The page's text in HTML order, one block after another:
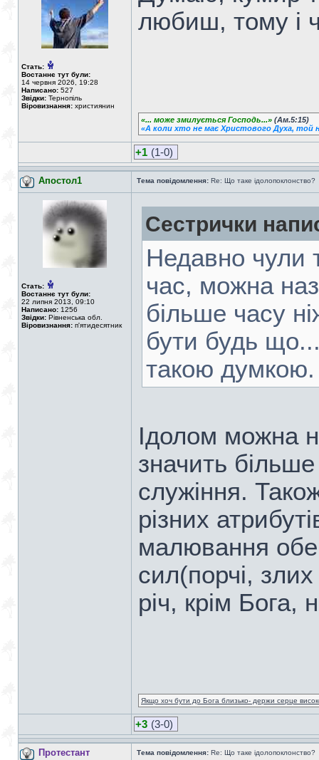
Стать:
Востаннє тут були:
14 червня 2026, 19:28
Написано: 527
Звідки: Тернопіль
Віровизнання: християнин
любиш, тому і
«... може змилується Господь...» (Ам.5:15)
«А коли хто не має Христового Духа, той
+1 (1-0)
Апостол1 Тема повідомлення: Re: Що таке ідолопоклонство?
Стать:
Востаннє тут були:
22 липня 2013, 09:10
Написано: 1256
Звідки: Рівненська обл.
Віровизнання: п'ятидесятник
Сестрички
Недавно чули
час, можна
більше часу
бути будь що...
такою думкою.
Ідолом можна
значить більше
служіння.
різних
малювання
сил(порчі,
річ, крім Бога,
Якщо хоч бути до Бога близько- держи серце
+3 (3-0)
Протестант Тема повідомлення: Re: Що таке ідолопоклонство?